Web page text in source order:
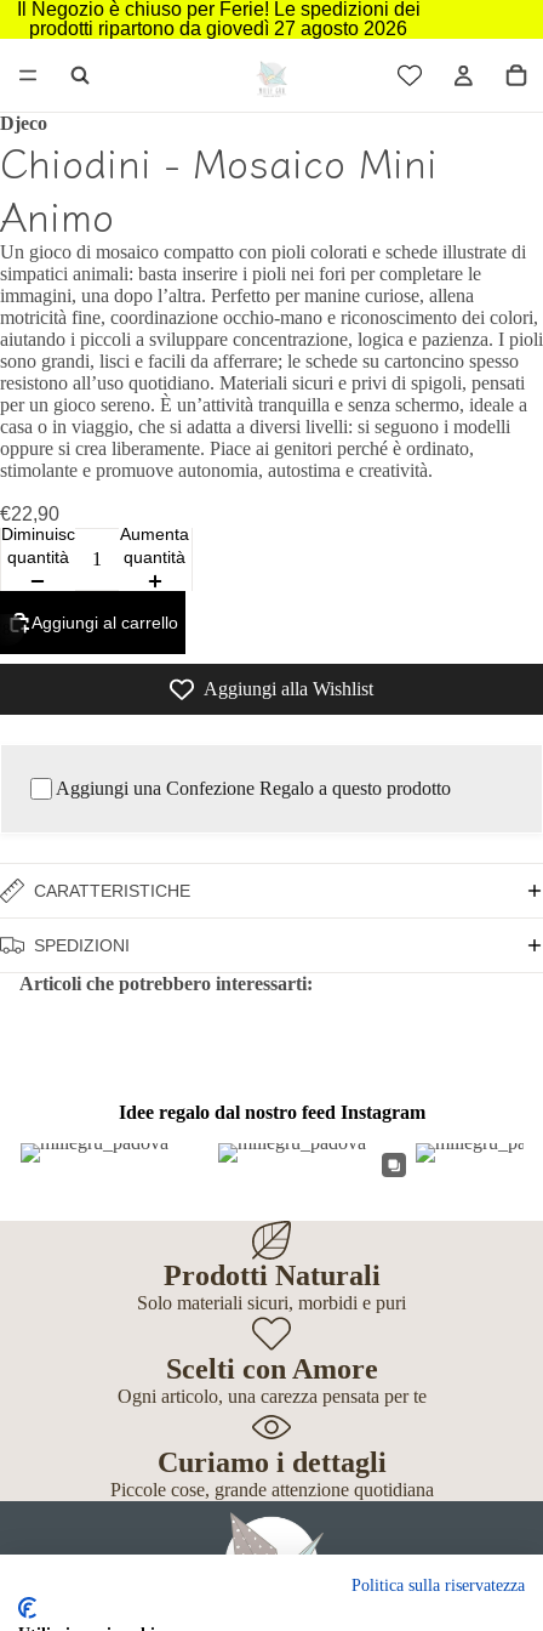
Il Negozio è chiuso per Ferie! Le spedizioni dei
prodotti ripartono da giovedì 27 agosto 2026
8
Djeco
Chiodini - Mosaico Mini
Animo
Un gioco di mosaico compatto con pioli colorati e schede illustrate di
simpatici animali: basta inserire i pioli nei fori per completare le
immagini, una dopo l’altra. Perfetto per manine curiose, allena
motricità fine, coordinazione occhio‑mano e riconoscimento dei colori,
aiutando i piccoli a sviluppare concentrazione, logica e pazienza. I pioli
sono grandi, lisci e facili da afferrare; le schede su cartoncino spesso
resistono all’uso quotidiano. Materiali sicuri e privi di spigoli, pensati
per un gioco sereno. È un’attività tranquilla e senza schermo, ideale a
casa o in viaggio, che si adatta a diversi livelli: si seguono i modelli
oppure si crea liberamente. Piace ai genitori perché è ordinato,
stimolante e promuove autonomia, autostima e creatività.
€22,90
Diminuisci
quantità
Aumenta
quantità
Aggiungi al carrello
Aggiungi alla Wishlist
Aggiungi una Confezione Regalo a questo prodotto
CARATTERISTICHE
SPEDIZIONI
Articoli che potrebbero interessarti:
Idee regalo dal nostro feed Instagram
Prodotti Naturali
Solo materiali sicuri, morbidi e puri
Scelti con Amore
Ogni articolo, una carezza pensata per te
Curiamo i dettagli
Piccole cose, grande attenzione quotidiana
Politica sulla riservatezza